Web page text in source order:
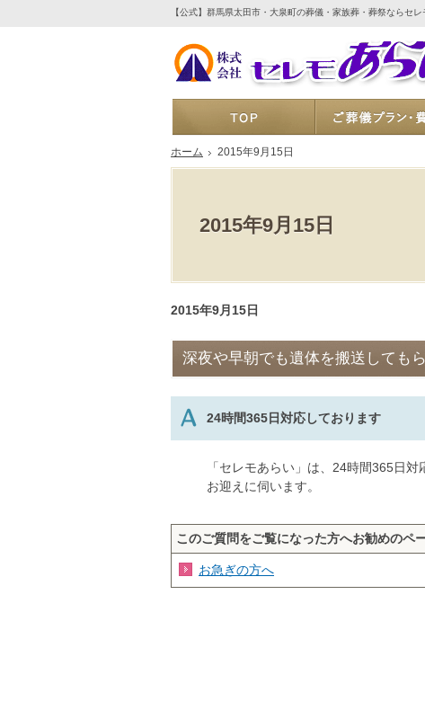
ホーム 2015年9月15日
2015年9月15日
【公式】群馬県太田市・大泉町の葬儀・家族葬・葬祭ならセレ
2015年9月15日
深夜や早朝でも遺体を搬送しても
24時間365日対応しております
「セレモあらい」は、24時間365日
お迎えに伺います。
このご質問をご覧になった方へお勧めのペ
お急ぎの方へ